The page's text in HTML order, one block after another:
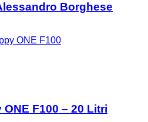
Borghese
F100 – 20 Litri